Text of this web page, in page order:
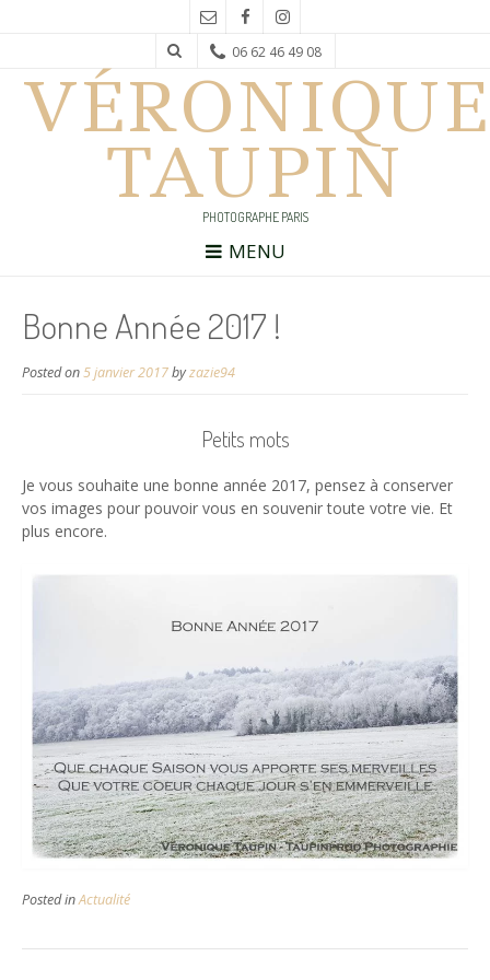
06 62 46 49 08
VÉRONIQUE
TAUPIN
PHOTOGRAPHE PARIS
MENU
Bonne Année 2017 !
Posted on5 janvier 2017byzazie94
Petits mots
Je vous souhaite une bonne année 2017, pensez à conserver
vos images pour pouvoir vous en souvenir toute votre vie. Et
plus encore.
Posted inActualité